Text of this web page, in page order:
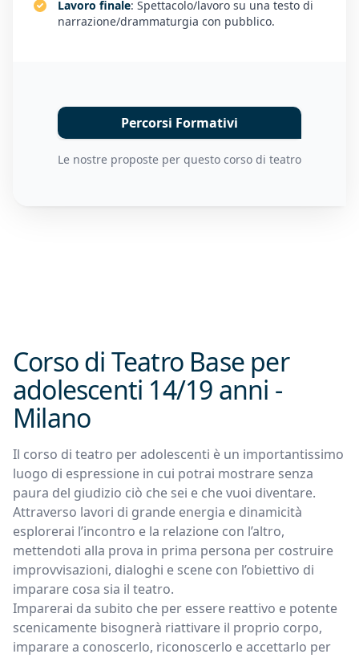
Corso di Teatro Base per
adolescenti 14/19 anni -
Milano
Il corso di teatro per adolescenti è un importantissimo
luogo di espressione in cui potrai mostrare senza
paura del giudizio ciò che sei e che vuoi diventare.
Attraverso lavori di grande energia e dinamicità
esplorerai l’incontro e la relazione con l’altro,
mettendoti alla prova in prima persona per costruire
improvvisazioni, dialoghi e scene con l’obiettivo di
imparare cosa sia il teatro.
Imparerai da subito che per essere reattivo e potente
scenicamente bisognerà riattivare il proprio corpo,
imparare a conoscerlo, riconoscerlo e accettarlo per
Lavoro finale: Spettacolo/lavoro su una testo di
narrazione/drammaturgia con pubblico.
Percorsi Formativi
Le nostre proposte per questo corso di teatro